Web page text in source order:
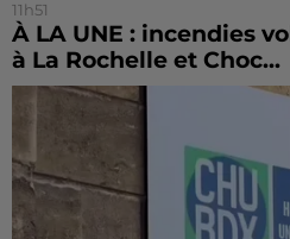
11h51
À LA UNE : incendies
à La Rochelle et Choc...